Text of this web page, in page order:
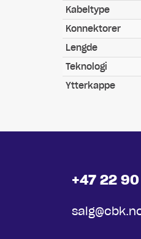
Kabeltype
Konnektorer
Lengde
Teknologi
Ytterkappe
+47 22